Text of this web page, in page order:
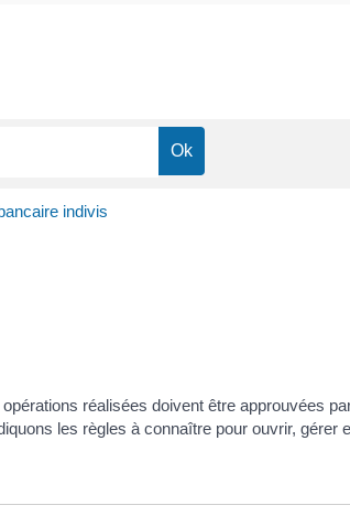
indivis
réalisées doivent être approuvées
les règles à connaître pour ouvrir, gérer